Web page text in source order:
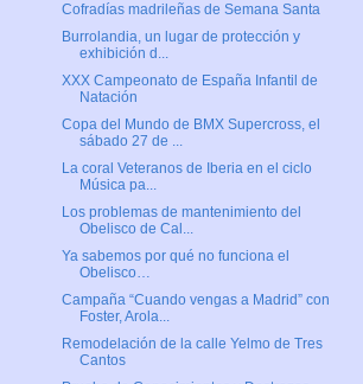
Cofradías madrileñas de Semana Santa
Burrolandia, un lugar de protección y
exhibición d...
XXX Campeonato de España Infantil de
Natación
Copa del Mundo de BMX Supercross, el
sábado 27 de ...
La coral Veteranos de Iberia en el ciclo
Música pa...
Los problemas de mantenimiento del
Obelisco de Cal...
Ya sabemos por qué no funciona el
Obelisco…
Campaña “Cuando vengas a Madrid” con
Foster, Arola...
Remodelación de la calle Yelmo de Tres
Cantos